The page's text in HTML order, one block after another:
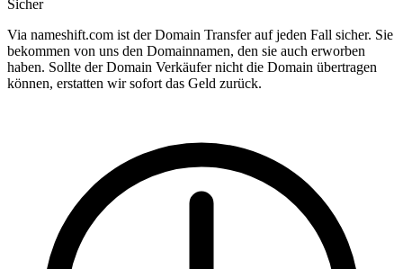
Sicher
Via nameshift.com ist der Domain Transfer auf jeden Fall sicher. Sie
bekommen von uns den Domainnamen, den sie auch erworben
haben. Sollte der Domain Verkäufer nicht die Domain übertragen
können, erstatten wir sofort das Geld zurück.